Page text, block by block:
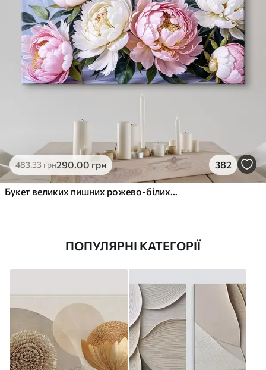
483.33грн290.00 грн 382
Букет великих пишних рожево-білих квітів півонії із зеленим листям на м’якому розмитому фоні
ПОПУЛЯРНІ КАТЕГОРІЇ